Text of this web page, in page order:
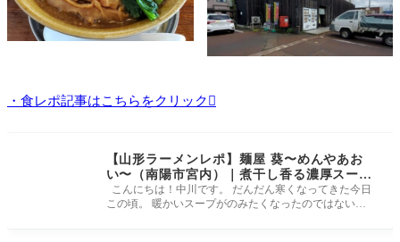
・食レポ記事はこちらをクリック
【山形ラーメンレポ】麺屋 葵〜めんやあお
い〜（南陽市宮内）｜煮干し香る濃厚スープ
が大人気！
こんにちは！中川です。 だんだん寒くなってきた今日
この頃。 暖かいスープがのみたくなったのではないで